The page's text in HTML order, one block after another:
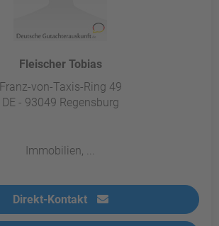
Fleischer Tobias
Franz-von-Taxis-Ring 49
DE - 93049 Regensburg
Immobilien, ...
Direkt-Kontakt